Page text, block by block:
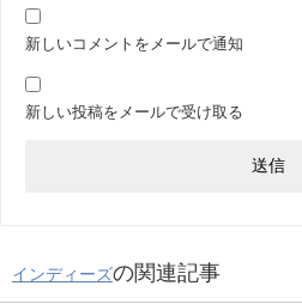
新しいコメントをメールで通知
新しい投稿をメールで受け取る
インディーズの関連記事